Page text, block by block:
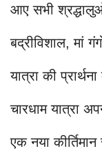
आए सभी
बद्रीविशाल, मां
यात्रा की
चारधाम यात्रा
एक नया